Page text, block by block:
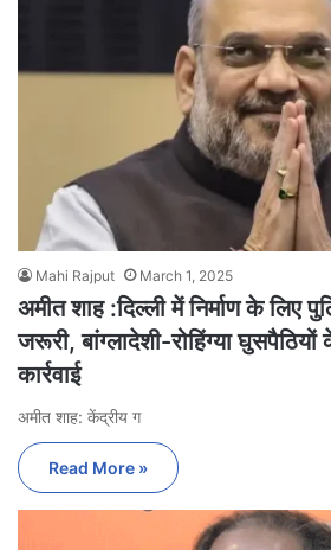
Mahi Rajput March 1, 2025
अमीत शाह :दिल्ली में निर्माण के लिए
जरूरी, बांग्लादेशी-रोहिंग्या
कार्रवाई
अमीत शाह: केंद्रीय ग
Read More »